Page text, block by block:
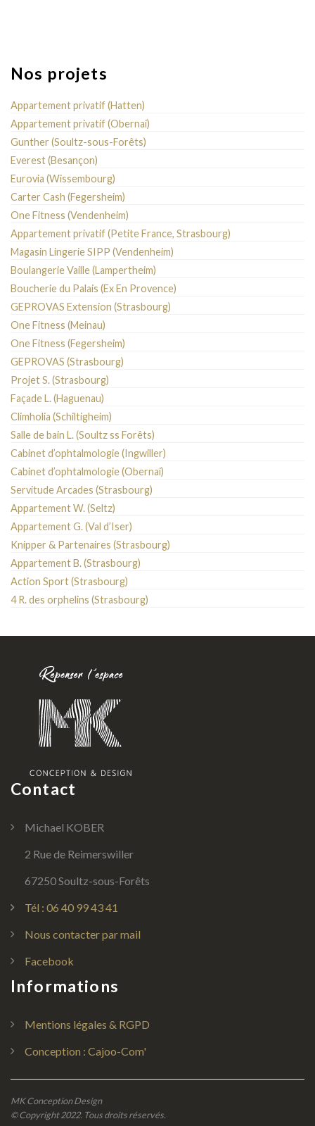
Nos projets
Appartement privatif (Hatten)
Appartement privatif (Obernai)
Gunther (Soultz-sous-Forêts)
Everest (Besançon)
Eurovia (Wissembourg)
Carter Cash (Fegersheim)
One Fitness (Vendenheim)
Appartement privatif (Petite France, Strasbourg)
Magasin Lingerie SIPP (Vendenheim)
Boulangerie Vaille (Lampertheim)
Boucherie du Palais (Ex En Provence)
GEPROVAS Extension (Strasbourg)
One Fitness (Meinau)
One Fitness (Fegersheim)
GEPROVAS (Strasbourg)
Projet S. (Strasbourg)
Façade L. (Haguenau)
Climholia (Schiltigheim)
Salle de bain L. (Soultz ss Forêts)
Cabinet d’ophtalmologie (Ingwiller)
Cabinet d’ophtalmologie (Obernai)
Servitude Arcades (Strasbourg)
Appartement W. (Seltz)
Appartement G. (Val d’Iser)
Knipper & Partenaires (Strasbourg)
Appartement B. (Strasbourg)
Action Sport (Strasbourg)
4 R. des orphelins (Strasbourg)
Contact
Michael KOBER
2 Rue de Reimerswiller
67250 Soultz-sous-Forêts
Tél : 06 40 99 43 41
Nous contacter par mail
Facebook
Informations
Mentions légales & RGPD
Conception : Cajoo-Com'
MK Conception Design
© Copyright 2022. Tous droits réservés.